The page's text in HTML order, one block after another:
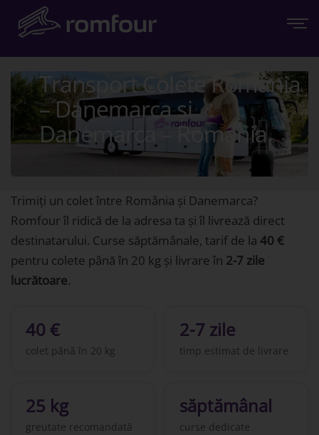
Transport Colete România
– Danemarca și
Danemarca – România
Trimiți un colet între România și Danemarca?
Romfour îl ridică de la adresa ta și îl livrează direct
destinatarului. Curse săptămânale, tarif de la 40 €
pentru colete până în 20 kg și livrare în 2-7 zile
lucrătoare.
40 €
colet până în 20 kg
2-7 zile
timp estimat de livrare
25 kg
greutate recomandată
săptămânal
curse dedicate